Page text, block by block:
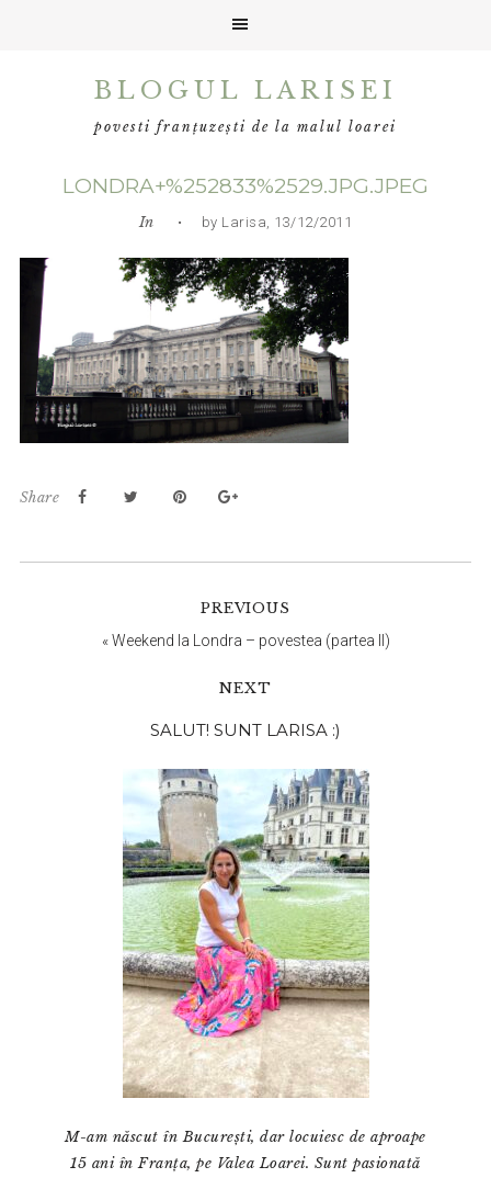
BLOGUL LARISEI
povesti franțuzești de la malul loarei
LONDRA+%252833%2529.JPG.JPEG
In • by Larisa, 13/12/2011
Share
PREVIOUS
«Weekend la Londra – povestea (partea II)
NEXT
principală
SALUT! SUNT LARISA :)
M-am născut în București, dar locuiesc de aproape
15 ani în Franța, pe Valea Loarei. Sunt pasionată